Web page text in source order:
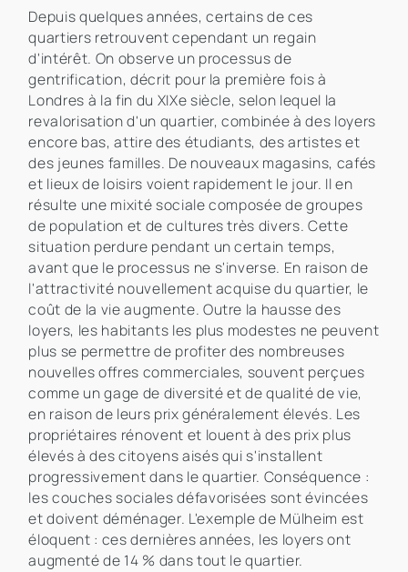
Depuis quelques années, certains de ces
quartiers retrouvent cependant un regain
d'intérêt. On observe un processus de
gentrification, décrit pour la première fois à
Londres à la fin du XIXe siècle, selon lequel la
revalorisation d'un quartier, combinée à des loyers
encore bas, attire des étudiants, des artistes et
des jeunes familles. De nouveaux magasins, cafés
et lieux de loisirs voient rapidement le jour. Il en
résulte une mixité sociale composée de groupes
de population et de cultures très divers. Cette
situation perdure pendant un certain temps,
avant que le processus ne s'inverse. En raison de
l'attractivité nouvellement acquise du quartier, le
coût de la vie augmente. Outre la hausse des
loyers, les habitants les plus modestes ne peuvent
plus se permettre de profiter des nombreuses
nouvelles offres commerciales, souvent perçues
comme un gage de diversité et de qualité de vie,
en raison de leurs prix généralement élevés. Les
propriétaires rénovent et louent à des prix plus
élevés à des citoyens aisés qui s'installent
progressivement dans le quartier. Conséquence :
les couches sociales défavorisées sont évincées
et doivent déménager. L'exemple de Mülheim est
éloquent : ces dernières années, les loyers ont
augmenté de 14 % dans tout le quartier.